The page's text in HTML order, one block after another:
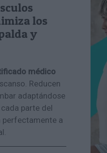
los
y
médico
Reducen
adaptándose
parte del
perfectamente a